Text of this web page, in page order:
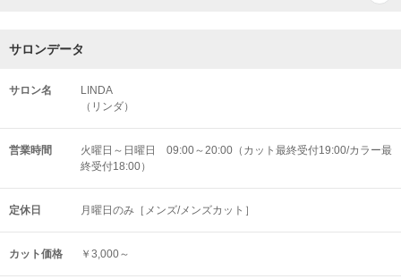
サロンデータ
サロン名
LINDA
（リンダ）
営業時間
火曜日～日曜日 09:00～20:00（カット最終受付19:00/カラー最
終受付18:00）
定休日 月曜日のみ［メンズ/メンズカット］
カット価格 ￥3,000～